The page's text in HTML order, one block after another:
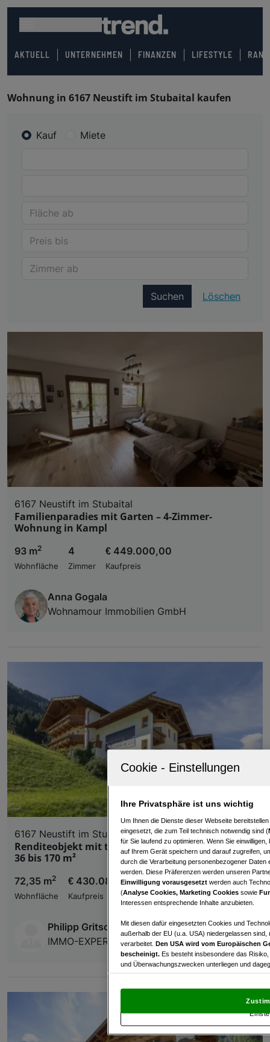
AKTUELL UNTERNEHMEN FINANZEN LIFESTYLE
Wohnung in 6167 Neustift im Stubaital kaufen
Kauf Miete
Suchen Löschen
6167 Neustift im Stubaital
Familienparadies mit Garten – 4-Zimmer-
Wohnung in Kampl
93 m2
Wohnfläche
4
Zimmer
€ 449.000,00
Kaufpreis
Anna Gogala
Wohnamour Immobilien GmbH
6167 Neustift im Stubaital
Renditeobjekt mit touristischer Vermietung von
36 bis 170 m²
72,35 m2
Wohnfläche
€ 430.080,00
Kaufpreis
Philipp Gritsch
IMMO-EXPERT IMMOBILIEN GmbH & Co KG
Ihre Privatsphäre ist uns wichtig
Um Ihnen die Dienste dieser Webseite
eingesetzt, die zum Teil technisch notwendig sind (
für Sie laufend zu optimieren. Wenn Sie
auf Ihrem Gerät speichern und darauf zugreifen,
durch die Verarbeitung personenbezogener
werden. Diese Präferenzen werden unseren
Einwilligung vorausgesetzt werden auch
(Analyse Cookies, Marketing Cookies sowie
Interessen entsprechende Inhalte anzubieten.
Mit diesen dafür eingesetzten Cookies und
außerhalb der EU (u.a. USA) niedergelassen
verarbeitet. Den USA wird vom Europäischen
bescheinigt. Es besteht insbesondere das
und Überwachungszwecken unterliegen und
und Widerspruch gegen die Verarbeitung auf der
„Cookie Einstellungen“, die sich auf jeder Seite